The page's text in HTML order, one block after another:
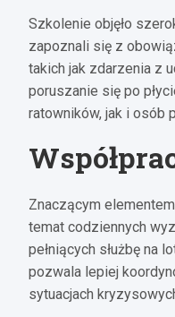
Szkolenie objęło
zapoznali się z
takich jak zdarzenia z
poruszanie się po
ratowników, jak i osób
Znaczącym
temat codziennych
pełniących służbę na
pozwala lepiej
sytuacjach